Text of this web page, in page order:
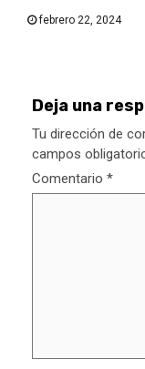
febrero 22, 2024
Deja una
Tu dirección de
campos
Comentario *